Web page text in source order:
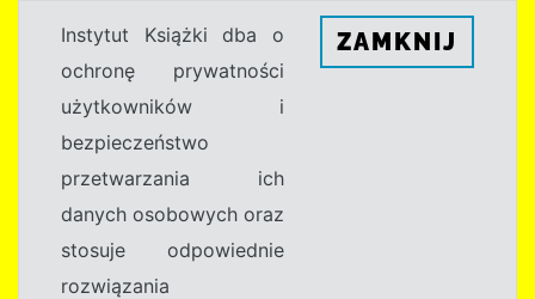
Instytut Książki dba o
ochronę prywatności
użytkowników i
bezpieczeństwo
przetwarzania ich
danych osobowych oraz
stosuje odpowiednie
rozwiązania
ZAMKNIJ